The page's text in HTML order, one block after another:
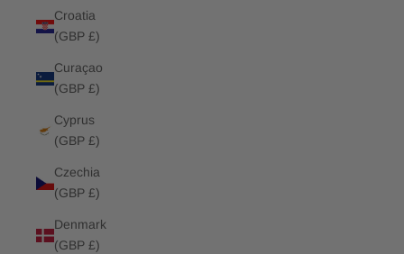
Croatia
(GBP £)
Curaçao
(GBP £)
Cyprus
(GBP £)
Czechia
(GBP £)
Denmark
(GBP £)